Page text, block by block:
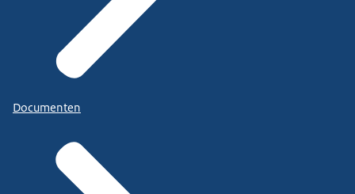
Documenten